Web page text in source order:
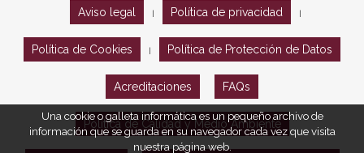
Aviso legal Política de privacidad
Política de Cookies Política de Protección de Datos
Acreditaciones FAQs
Política de Calidad y Medio Ambiente
Una cookie o galleta informática es un pequeño archivo de
información que se guarda en su navegador cada vez que visita
nuestra página web.